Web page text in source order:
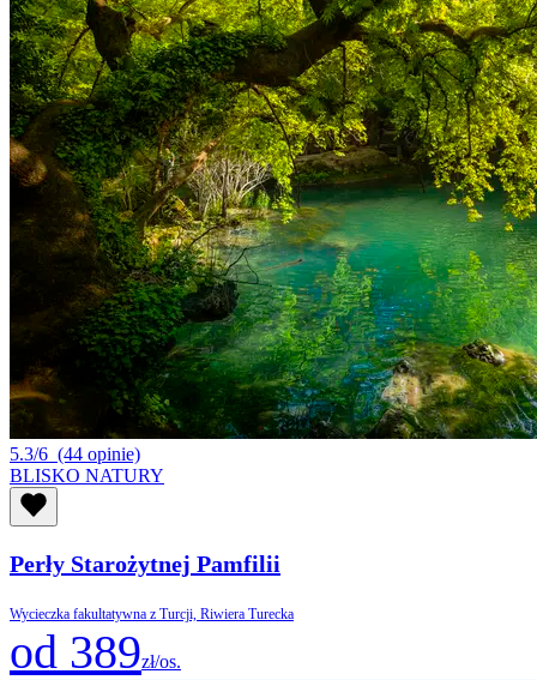
5.3/6 (44 opinie)
BLISKO NATURY
Perły Starożytnej Pamfilii
Wycieczka fakultatywna z Turcji, Riwiera Turecka
od 389zł/os.